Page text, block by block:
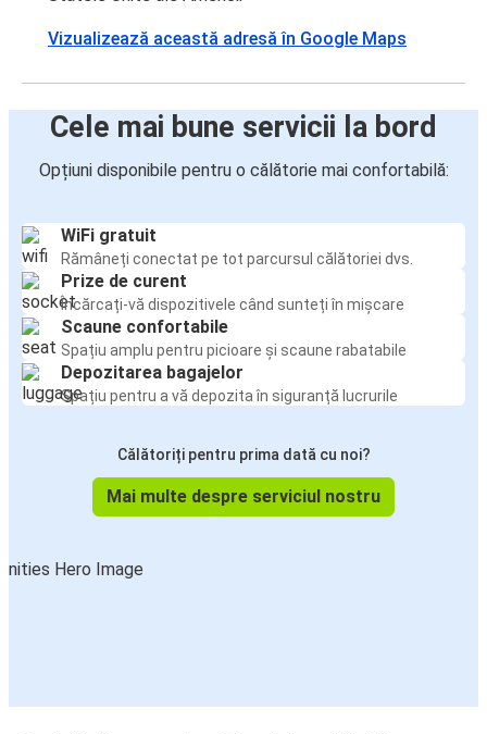
Vizualizează această adresă în Google Maps
Cele mai bune servicii la bord
Opțiuni disponibile pentru o călătorie mai confortabilă:
WiFi gratuit
Rămâneți conectat pe tot parcursul călătoriei dvs.
Prize de curent
Încărcați-vă dispozitivele când sunteți în mișcare
Scaune confortabile
Spațiu amplu pentru picioare și scaune rabatabile
Depozitarea bagajelor
Spațiu pentru a vă depozita în siguranță lucrurile
Călătoriți pentru prima dată cu noi?
Mai multe despre serviciul nostru